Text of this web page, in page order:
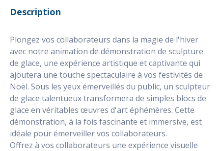
Description
Plongez vos collaborateurs dans la magie de l'hiver
avec notre animation de démonstration de sculpture
de glace, une expérience artistique et captivante qui
ajoutera une touche spectaculaire à vos festivités de
Noël. Sous les yeux émerveillés du public, un sculpteur
de glace talentueux transformera de simples blocs de
glace en véritables œuvres d'art éphémères. Cette
démonstration, à la fois fascinante et immersive, est
idéale pour émerveiller vos collaborateurs.
Offrez à vos collaborateurs une expérience visuelle